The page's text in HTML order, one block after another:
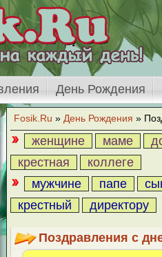
День Рождения
Fosik.Ru » День Рождения »
женщине маме
крестная
коллеге
мужчине
папе
крестный
директору
Поздравления с